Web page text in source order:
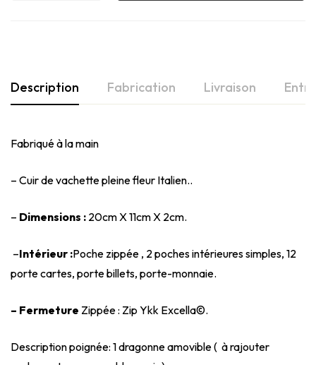
Description Fabrication Livraison
Fabriqué à la main
– Cuir de vachette pleine fleur Italien..
– Dimensions : 20cm X 11cm X 2cm.
–Intérieur :Poche zippée , 2 poches intérieures simples, 12
porte cartes, porte billets, porte-monnaie.
– Fermeture Zippée : Zip Ykk Excella©.
Description poignée: 1 dragonne amovible ( à rajouter